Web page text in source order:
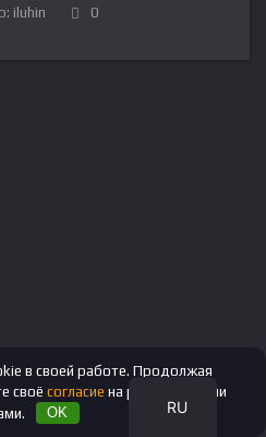
iluhin 0
RU
EN
в своей работе. Продолжая
своё согласие на работу с этими
OK